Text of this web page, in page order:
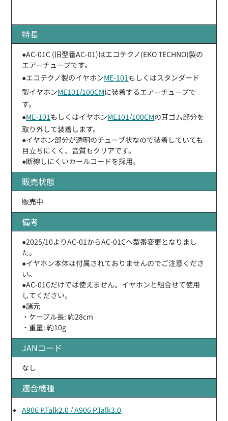
特長
●AC-01C (旧型番AC-01)はエコテクノ(EKO TECHNO)製の
エアーチューブです。
●エコテクノ製のイヤホンME-101 もしくはスタンダード
製イヤホンME101/100CMに装着するエアーチューブで
す。
●ME-101 もしくはイヤホンME101/100CMの耳ゴム部分を
取り外して装着します。
●イヤホン部分が透明のチューブ状なので装着していても
目立ちにくく、音質もクリアです。
●断線しにくいカールコードを採用。
販売状態
販売中
備考
●2025/10よりAC-01からAC-01Cへ型番変更となりまし
た。
●イヤホン本体は付属されておりませんのでご注意くださ
い。
●AC-01Cだけでは使えません。イヤホンと組合せて使用
してください。
●諸元
・ケーブル長: 約28cm
・重量: 約10g
JANコード
なし
適合機種
A906 P.Talk2.0 / A906 P.Talk3.0